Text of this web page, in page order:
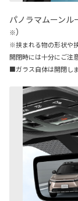
パノラマムーンル
※）
※挟まれる物の形状や
開閉時には十分にご注
■ガラス自体は開閉しま